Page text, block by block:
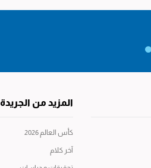
المزيد من الجريدة
كأس العالم 2026
آخر كلام